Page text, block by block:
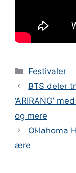
Kategorier
Festivaler
BTS deler
‘ARIRANG’
og mere
Oklahoma
ære